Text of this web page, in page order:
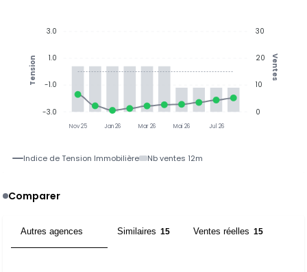
Nov 25 Jan 26 Mar 26 Mai 26 Jul 26
30
20
10
0
Ventes
3.0
1.0
-1.0
-3.0
Tension
Indice de Tension Immobilière Nb ventes 12m
Comparer
Autres agences Similaires 15 Ventes réelles 15